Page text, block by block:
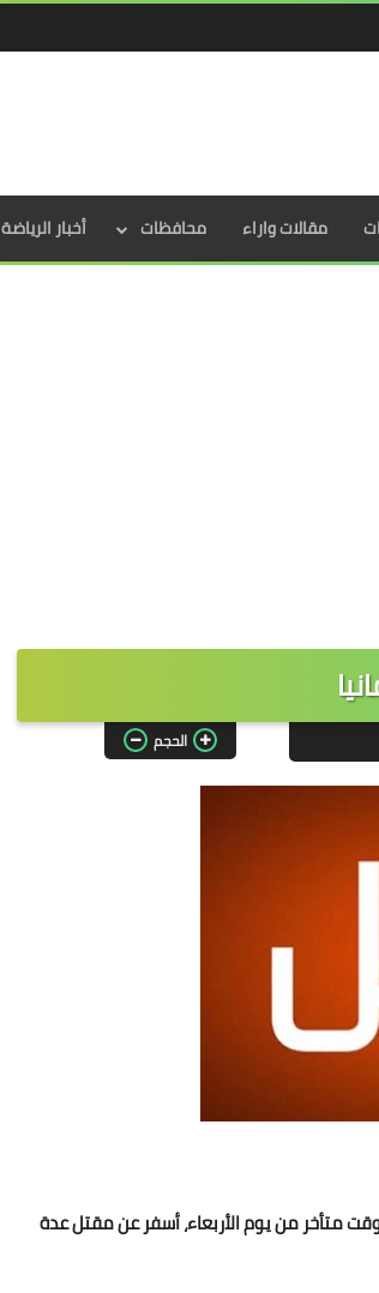
مقالات واراء محافظات أخبار الرياضة
الحجم
متأخر من يوم الأربعاء، أسفر عن مقتل عدة